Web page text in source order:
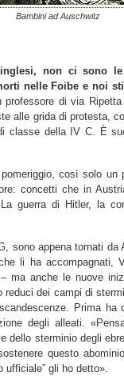
Bambini ad Auschwitz
non ci sono
nelle Foibe e noi
professore di via
alle grida di protesta,
classe della IV C. È
così solo un
concetti che in
guerra di Hitler, la
sono appena tornati da
li ha accompagnati,
ma anche le nuove
reduci dei campi di
Prima ha
degli alleati.
dello sterminio degli
questo
ufficiale” gli ho detto».